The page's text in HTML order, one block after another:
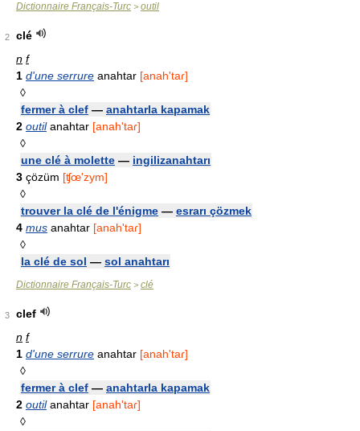
Dictionnaire Français-Turc > outil
2
clé
n f
1 d'une serrure anahtar [anah'taɾ]
◊
fermer à clef — anahtarla kapamak
2 outilanahtar [anah'taɾ]
◊
une clé à molette — ingilizanahtarı
3 çözüm [ʧœ'zym]
◊
trouver la clé de l'énigme — esrarı çözmek
4 mus anahtar [anah'taɾ]
◊
la clé de sol — sol anahtarı
Dictionnaire Français-Turc > clé
3
clef
n f
1 d'une serrure anahtar [anah'taɾ]
◊
fermer à clef — anahtarla kapamak
2 outilanahtar [anah'taɾ]
◊